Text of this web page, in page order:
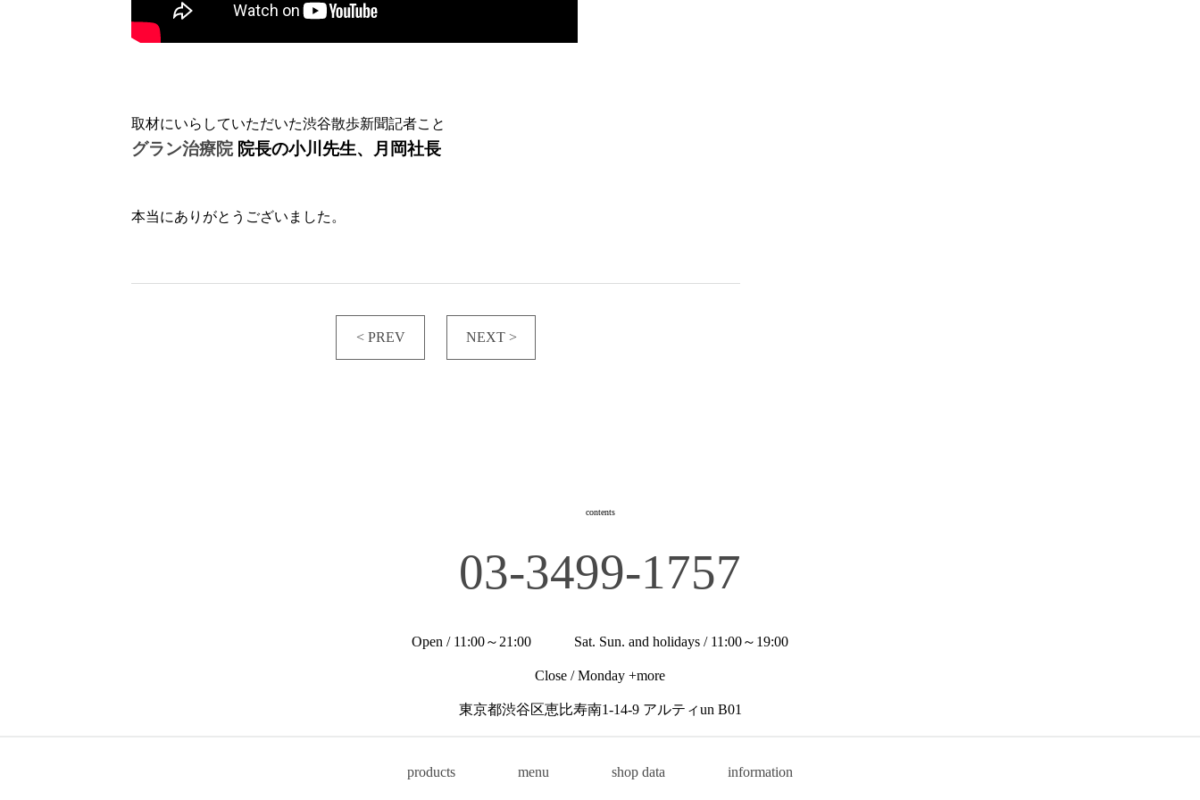
取材にいらしていただいた渋谷散歩新聞記者こと
グラン治療院院長の小川先生、月岡社長
本当にありがとうございました。
< PREV NEXT >
contents
03-3499-1757
Open / 11:00～21:00 Sat. Sun. and holidays / 11:00～19:00
Close / Monday +more
東京都渋谷区恵比寿南1-14-9 アルティun B01
products menu shop data information